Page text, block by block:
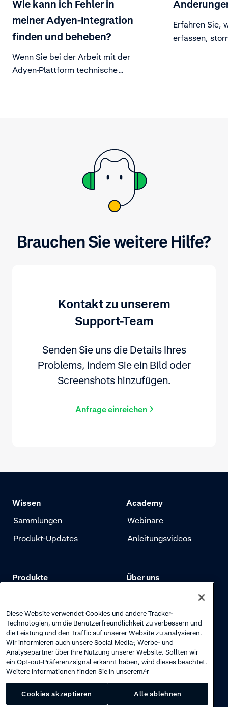
Wie kann ich Fehler in
meiner Adyen-Integration
finden und beheben?
Wenn Sie bei der Arbeit mit der
Adyen-Plattform technische
Erfahren Sie,
erfassen,
Brauchen Sie weitere Hilfe?
Kontakt zu unserem
Support-Team
Senden Sie uns die Details Ihres
Problems, indem Sie ein Bild oder
Screenshots hinzufügen.
Anfrage einreichen
Wissen
Sammlungen
Produkt-Updates
Academy
Webinare
Anleitungsvideos
Produkte
Zahlungen
Risikomanagement
Authentifizierung
Über uns
Unsere Geschichte
Newsletter
Karriere
Diese Website verwendet Cookies und andere Tracker-
Technologien, um die Benutzerfreundlichkeit zu verbessern und
die Leistung und den Traffic auf unserer Website zu analysieren.
Wir informieren auch unsere Social Media-, Werbe- und
Analysepartner über Ihre Nutzung unserer Website. Sollten wir
ein Opt-out-Präferenzsignal erkannt haben, wird dieses beachtet.
Weitere Informationen finden Sie in unserem/-r
Cookies akzeptieren Alle ablehnen